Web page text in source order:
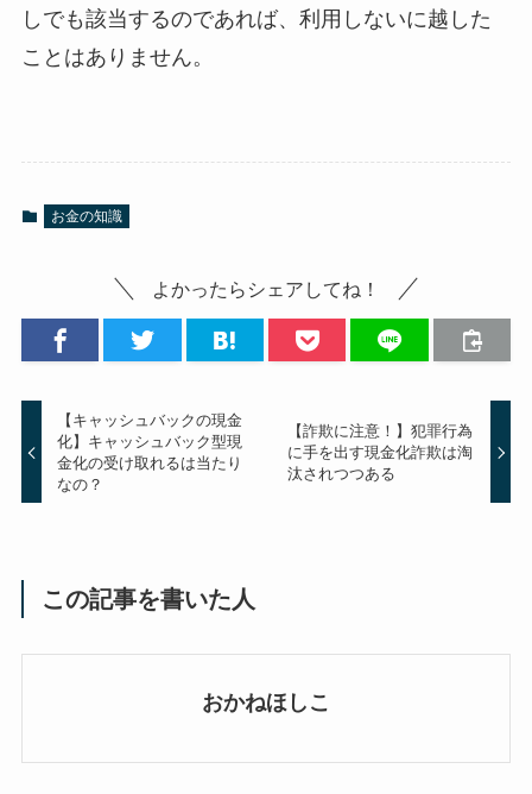
しでも該当するのであれば、利用しないに越した
ことはありません。
お金の知識
よかったらシェアしてね！
【キャッシュバックの現金
化】キャッシュバック型現
金化の受け取れるは当たり
なの？
【詐欺に注意！】犯罪行為
に手を出す現金化詐欺は淘
汰されつつある
この記事を書いた人
おかねほしこ